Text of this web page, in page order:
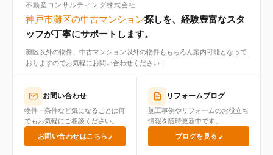
不動産コンサルティング株式会社
神戸市灘区の中古マンション探しを、経験豊富なスタ
ッフが丁寧にサポートします。
灘区以外の物件、中古マンション以外の物件ももちろん案内可能となって
おりますのでお気軽にお問い合わせください！
お問い合わせ
物件・条件など気になることは何
でもお気軽にご相談ください。
お問い合わせはこちら
リフォームブログ
施工事例やリフォームのお役立ち
情報を随時更新中です。
ブログを見る